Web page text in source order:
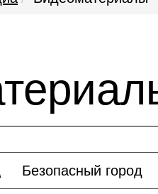
Безопасный город